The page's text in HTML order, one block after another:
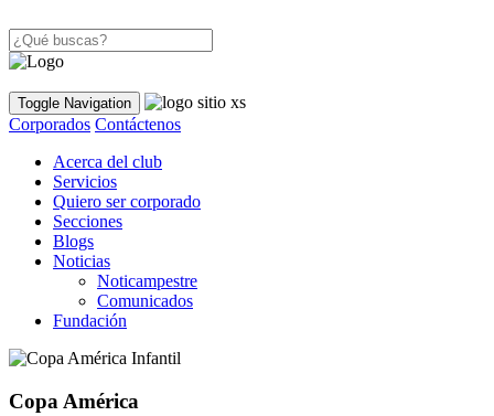
Toggle Navigation
Corporados Contáctenos
Acerca del club
Servicios
Quiero ser corporado
Secciones
Blogs
Noticias
Noticampestre
Comunicados
Fundación
Copa América